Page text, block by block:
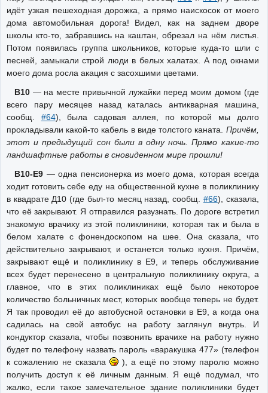
идёт узкая пешеходная дорожка, а прямо наискосок от моего
дома автомобильная дорога! Видел, как на заднем дворе
школы кто-то, забравшись на каштан, обрезал на нём листья.
Потом появилась группа школьников, которые куда-то шли с
песней, замыкали строй люди в белых халатах. А под окнами
моего дома росла акация с засохшими цветами.
В10— на месте привычной лужайки перед моим домом (где
всего пару месяцев назад каталась антикварная машина,
сообщ. #64), была садовая аллея, по которой мы долго
прокладывали какой-то кабель в виде толстого каната. Причём,
этот и предыдущий сон были в одну ночь. Прямо какие-то
ландшафтные работы в сновиденном мире прошли!
В10-Е9— одна пенсионерка из моего дома, которая всегда
ходит готовить себе еду на общественной кухне в поликлинику
в квадрате Д10 (где был-то месяц назад, сообщ. #66), сказала,
что её закрывают. Я отправился разузнать. По дороге встретил
знакомую врачиху из этой поликлиники, которая так и была в
белом халате с фонендоскопом на шее. Она сказала, что
действительно закрывают, и останется только кухня. Причём,
закрывают ещё и поликлинику в Е9, и теперь обслуживание
всех будет перенесено в центральную поликлинику округа, а
главное, что в этих поликлиниках ещё было некоторое
количество больничных мест, которых вообще теперь не будет.
Я так проводил её до автобусной остановки в Е9, а когда она
садилась на свой автобус на работу заглянул внутрь. И
кондуктор сказала, чтобы позвонить врачихе на работу нужно
будет по телефону назвать пароль «варакушка 477» (телефон
к сожалению не сказала
), а ещё по этому паролю можно
получить доступ к её личным данным. Я ещё подумал, что
жалко, если такое замечательное здание поликлиники будет